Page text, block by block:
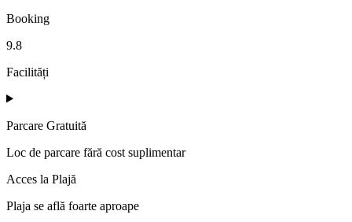
Booking
9.8
Facilități
Parcare Gratuită
Loc de parcare fără cost suplimentar
Acces la Plajă
Plaja se află foarte aproape